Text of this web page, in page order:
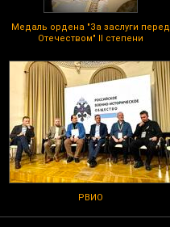
Медаль ордена "За заслуги перед
Отечеством" II степени
РВИО